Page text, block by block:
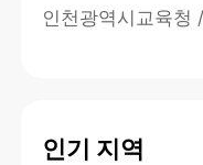
인천광역시교육청
인기 지역